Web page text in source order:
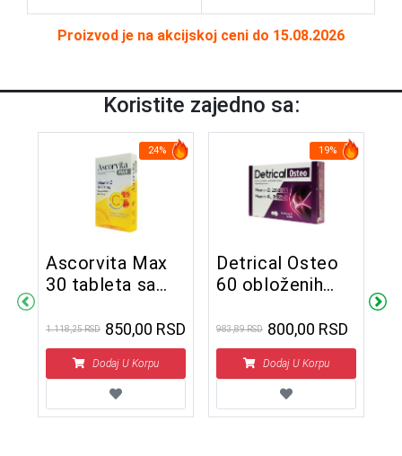
Proizvod je na akcijskoj ceni do 15.08.2026
Koristite zajedno sa:
24%
Ascorvita Max
30 tableta sa
oslobađanjem
1.118,25 RSD 850,00 RSD
Dodaj U Korpu
19%
Detrical Osteo
60 obloženih
983,89 RSD 800,00 RSD
Dodaj U Korpu